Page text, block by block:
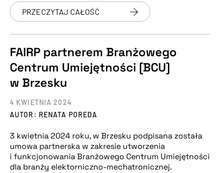
PRZECZYTAJ CAŁOŚĆ
FAIRP partnerem Branżowego
Centrum Umiejętności [BCU]
w Brzesku
AUTOR: RENATA POREDA
4 KWIETNIA 2024
3 kwietnia 2024 roku, w Brzesku podpisana została
umowa partnerska w zakresie utworzenia
i funkcjonowania Branżowego Centrum Umiejętności
dla branży elektorniczno-mechatronicznej.